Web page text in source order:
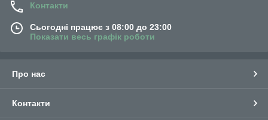
Контакти
Сьогодні працює з 08:00 до 23:00
Показати весь графік роботи
Про нас
Контакти